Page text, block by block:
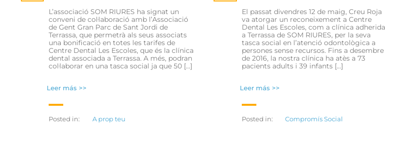
L’associació SOM RIURES ha signat un
conveni de col·laboració amb l’Associació
de Gent Gran Parc de Sant Jordi de
Terrassa, que permetrà als seus associats
una bonificació en totes les tarifes de
Centre Dental Les Escoles, que és la clínica
dental associada a Terrassa. A més, podran
col·laborar en una tasca social ja que 50 […]
Leer más >>
Posted in: A prop teu
El passat divendres 12 de maig, Creu Roja
va atorgar un reconeixement a Centre
Dental Les Escoles, com a clínica adherida
a Terrassa de SOM RIURES, per la seva
tasca social en l’atenció odontològica a
persones sense recursos. Fins a desembre
de 2016, la nostra clínica ha atès a 73
pacients adults i 39 infants […]
Leer más >>
Posted in: Compromís Social